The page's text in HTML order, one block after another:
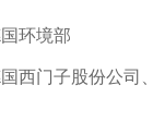
环境部
西门子股份公司